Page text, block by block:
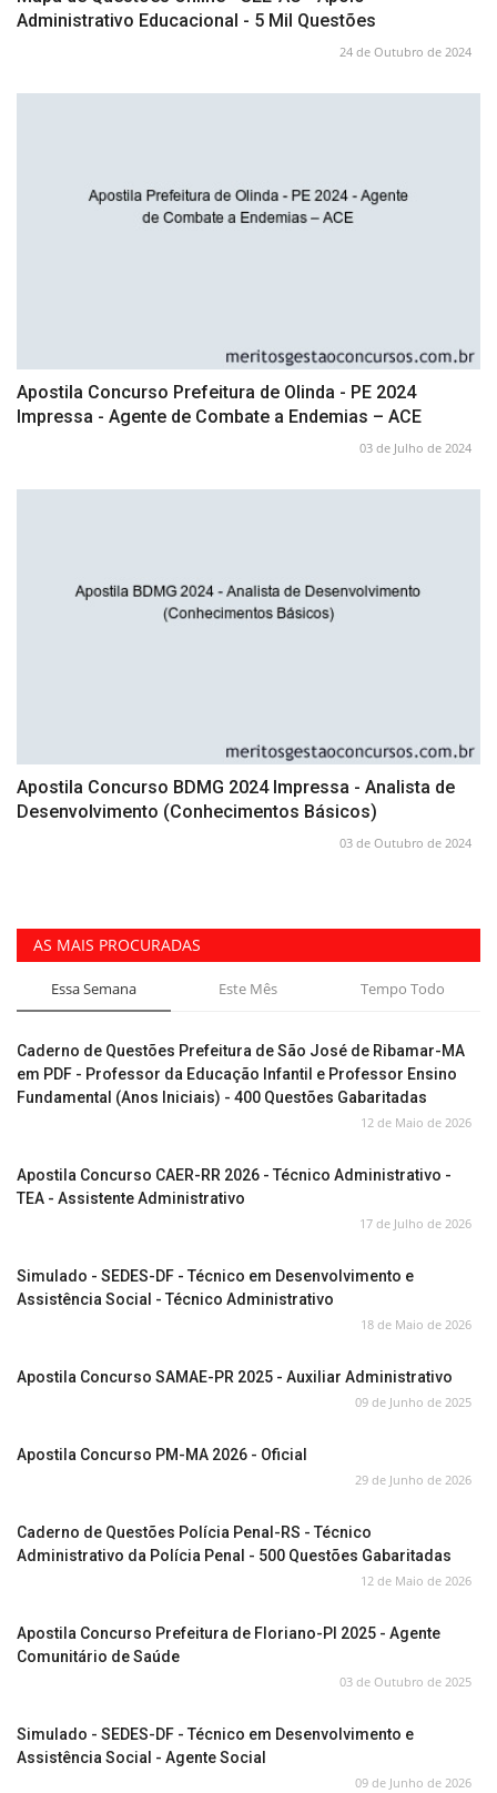
Administrativo Educacional - 5 Mil Questões
24 de Outubro de 2024
Apostila Concurso Prefeitura de Olinda - PE 2024
Impressa - Agente de Combate a Endemias – ACE
03 de Julho de 2024
Apostila Concurso BDMG 2024 Impressa - Analista de
Desenvolvimento (Conhecimentos Básicos)
03 de Outubro de 2024
AS MAIS PROCURADAS
Essa Semana Este Mês Tempo Todo
Caderno de Questões Prefeitura de São José de Ribamar-MA
em PDF - Professor da Educação Infantil e Professor Ensino
Fundamental (Anos Iniciais) - 400 Questões Gabaritadas
12 de Maio de 2026
Apostila Concurso CAER-RR 2026 - Técnico Administrativo -
TEA - Assistente Administrativo
17 de Julho de 2026
Simulado - SEDES-DF - Técnico em Desenvolvimento e
Assistência Social - Técnico Administrativo
18 de Maio de 2026
Apostila Concurso SAMAE-PR 2025 - Auxiliar Administrativo
09 de Junho de 2025
Apostila Concurso PM-MA 2026 - Oficial
29 de Junho de 2026
Caderno de Questões Polícia Penal-RS - Técnico
Administrativo da Polícia Penal - 500 Questões Gabaritadas
12 de Maio de 2026
Apostila Concurso Prefeitura de Floriano-PI 2025 - Agente
Comunitário de Saúde
03 de Outubro de 2025
Simulado - SEDES-DF - Técnico em Desenvolvimento e
Assistência Social - Agente Social
09 de Junho de 2026